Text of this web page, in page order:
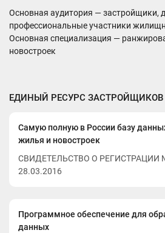
Основная аудитория — застройщики,
профессиональные участники
Основная специализация —
новостроек
ЕДИНЫЙ РЕСУРС ЗАСТРОЙЩИКОВ
Самую полную в России базу
жилья и новостроек
СВИДЕТЕЛЬСТВО О РЕГИСТРАЦИИ
28.03.2016
Программное обеспечение для
данных